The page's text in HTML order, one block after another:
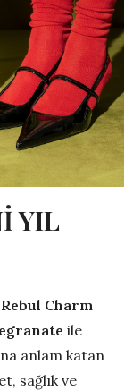
YIL
Charm
ile
anlam katan
sağlık ve